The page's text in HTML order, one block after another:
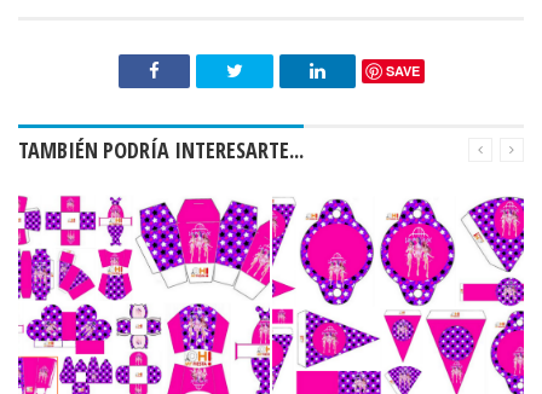
SAVE
TAMBIÉN PODRÍA INTERESARTE...